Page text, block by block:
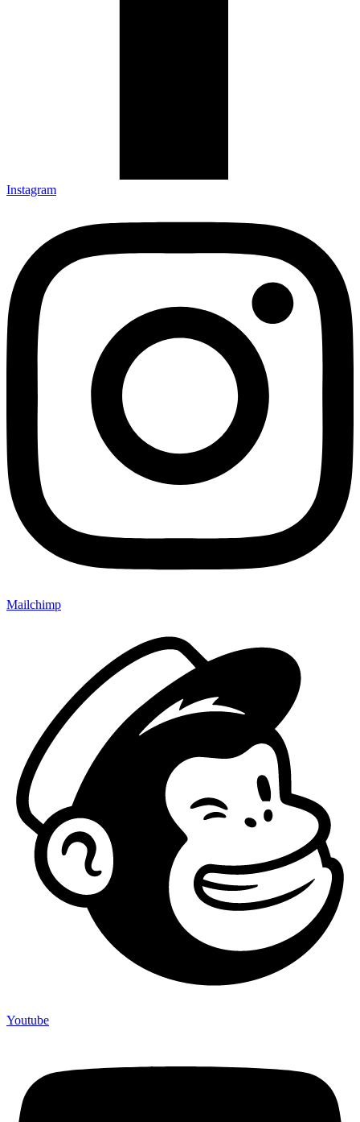
Instagram
Mailchimp
Youtube